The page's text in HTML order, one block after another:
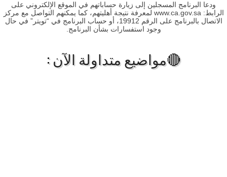
ودعا البرنامج المسجلين إلى زيارة حساباتهم في الموقع الإلكتروني على
الرابط: www.ca.gov.sa لمعرفة نتيجة أهليتهم، كما يمكنهم التواصل مع مركز
الاتصال بالبرنامج على الرقم 19912، أو حساب البرنامج في “تويتر” في حال
وجود استفسارات بشأن البرنامج.
🔴مواضيع متداولة الآن :